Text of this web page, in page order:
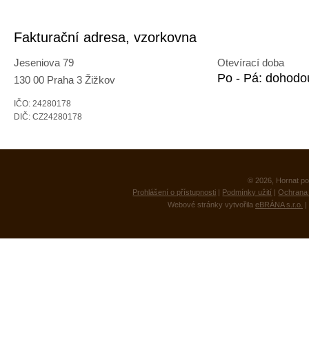
Fakturační adresa, vzorkovna
Jeseniova 79
130 00 Praha 3 Žižkov
IČO: 24280178
DIČ: CZ24280178
Otevírací doba
Po - Pá:
© 2026, Hornat
Prohlášení o přístupnosti | Podmínky užití |
Webové stránky vytvořila eBRÁNA s.r.o. |